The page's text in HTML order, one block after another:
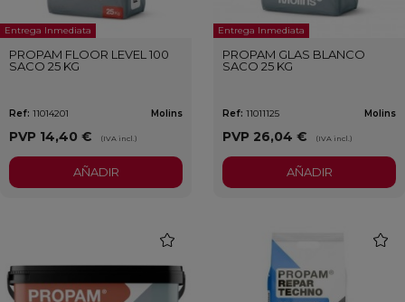
Entrega Inmediata
PROPAM FLOOR LEVEL 100
SACO 25 KG
Ref: 11014201 Molins
PVP 14,40 € (IVA incl.)
AÑADIR
Entrega Inmediata
PROPAM GLAS BLANCO
SACO 25 KG
Ref: 11011125 Molins
PVP 26,04 € (IVA incl.)
AÑADIR